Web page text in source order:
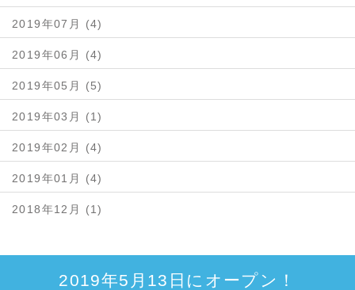
2019年07月 (4)
2019年06月 (4)
2019年05月 (5)
2019年03月 (1)
2019年02月 (4)
2019年01月 (4)
2018年12月 (1)
2019年5月13日にオープン！